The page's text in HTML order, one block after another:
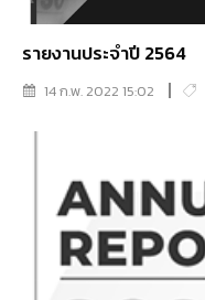
รายงานประจำปี 2564
14 ก.พ. 2022 15:02